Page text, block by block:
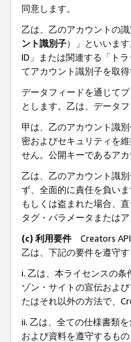
同意します。
乙は、乙のアカウントの
ント識別子）」といいま
ID」または関連する「ト
てアカウント識別子を取
データフィードを通じて
とします。乙は、データ
甲は、乙のアカウント識
密およびセキュリティを
せん。公開キーであるア
乙は、乙のアカウント識
ず、全面的に責任を負い
もしくは盗まれた場合、
タグ・パラメータまたは
(c) 利用要件 Creators
乙は、下記の要件を遵守す
i. 乙は、本ライセンスの
ゾン・サイトの宣伝およ
たはそれ以外の方法で、
ii. 乙は、全ての仕様書類
および資料を遵守するもの